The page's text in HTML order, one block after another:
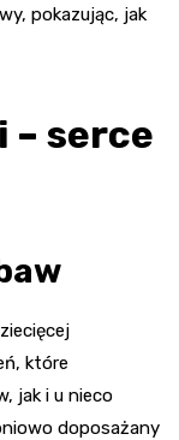
pokazując, jak
– serce
które
jak i u nieco
doposażany